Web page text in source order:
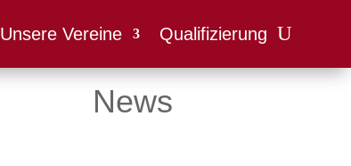
Unsere Vereine Qualifizierung
News